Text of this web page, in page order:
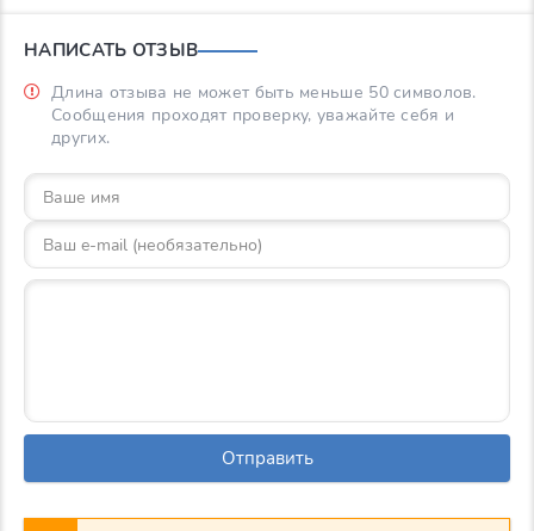
НАПИСАТЬ ОТЗЫВ
Длина отзыва не может быть меньше 50 символов.
Сообщения проходят проверку, уважайте себя и
других.
Отправить